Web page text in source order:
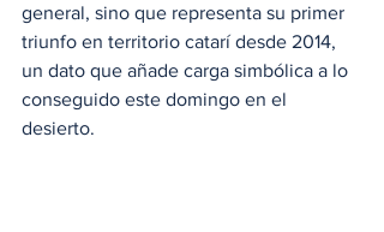
general, sino que representa su primer
triunfo en territorio catarí desde 2014,
un dato que añade carga simbólica a lo
conseguido este domingo en el
desierto.